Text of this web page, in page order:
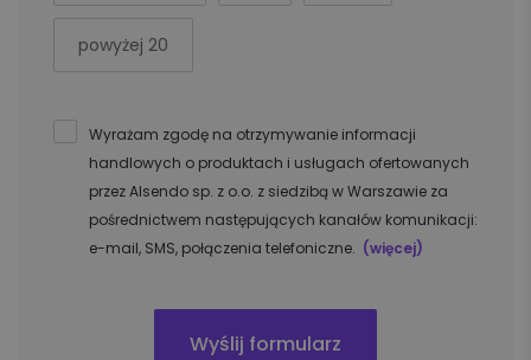
powyżej 20
Wyrażam zgodę na otrzymywanie informacji
handlowych o produktach i usługach ofertowanych
przez Alsendo sp. z o.o. z siedzibą w Warszawie za
pośrednictwem następujących kanałów komunikacji:
e-mail, SMS, połączenia telefoniczne. (więcej)